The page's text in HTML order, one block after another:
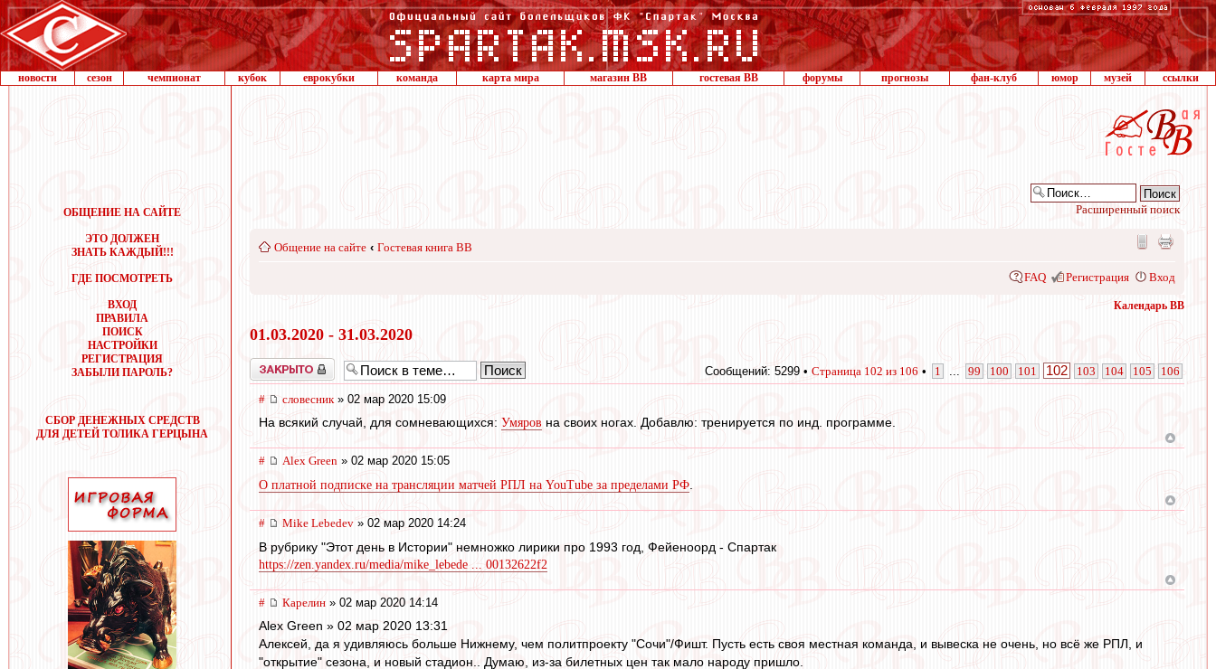
новости сезон чемпионат кубок еврокубки команда карта мира магазин ВВ гостевая ВВ форумы прогнозы фан-клуб юмор музей ссылки
ОБЩЕНИЕ НА САЙТЕ
ЭТО ДОЛЖЕН
ЗНАТЬ КАЖДЫЙ!!!
ГДЕ ПОСМОТРЕТЬ
ВХОД
ПРАВИЛА
ПОИСК
НАСТРОЙКИ
РЕГИСТРАЦИЯ
ЗАБЫЛИ ПАРОЛЬ?
СБОР ДЕНЕЖНЫХ СРЕДСТВ
ДЛЯ ДЕТЕЙ ТОЛИКА ГЕРЦЫНА
Расширенный поиск
Общение на сайте ‹ Гостевая книга ВВ
FAQ Регистрация Вход
Календарь ВВ
01.03.2020 - 31.03.2020
Закрыто Сообщений: 5299 • Страница 102 из 106 • 1 99 100 101 102 103 104 105 106
# словесник » 02 мар 2020 15:09
На всякий случай, для сомневающихся: Умяров на своих ногах. Добавлю: тренируется по инд. программе.
# Alex Green » 02 мар 2020 15:05
О платной подписке на трансляции матчей РПЛ на YouTube за пределами РФ
# Mike Lebedev » 02 мар 2020 14:24
В рубрику "Этот день в Истории" немножко лирики про 1993 год, Фейеноорд - Спартак
https://zen.yandex.ru/media/mike_lebede ... 00132622f2
# Карелин » 02 мар 2020 14:14
Alex Green » 02 мар 2020 13:31
Алексей, да я удивляюсь больше Нижнему, чем политпроекту "Сочи"/Фишт. Пусть есть своя местная команда, и вывеска не очень, но всё же РПЛ, и
"открытие" сезона, и новый стадион.. Думаю, из-за билетных цен так мало народу пришло.